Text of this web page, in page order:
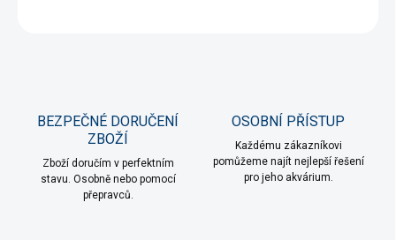
BEZPEČNÉ DORUČENÍ
ZBOŽÍ
Zboží doručím v perfektním
stavu. Osobně nebo pomocí
přepravců.
OSOBNÍ PŘÍSTUP
Každému zákazníkovi
pomůžeme najít nejlepší řešení
pro jeho akvárium.